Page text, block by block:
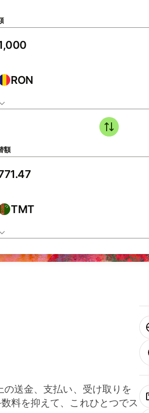
RON
額
TMT
送金、支払い、受け取りを
料を抑えて、これひとつでス